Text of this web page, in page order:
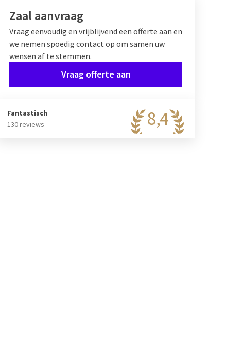
Zaal aanvraag
Vraag eenvoudig en vrijblijvend een offerte aan en
we nemen spoedig contact op om samen uw
wensen af te stemmen.
Vraag offerte aan
8,4
Fantastisch
130 reviews